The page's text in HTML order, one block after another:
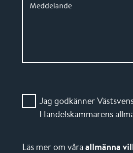
Meddelande
Jag godkänner
Handelskammarens
Läs mer om våraallmänna